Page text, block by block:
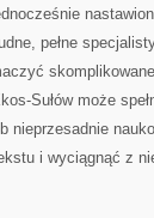
pełne
Sułów może
nieprzesadnie
i wyciągnąć z